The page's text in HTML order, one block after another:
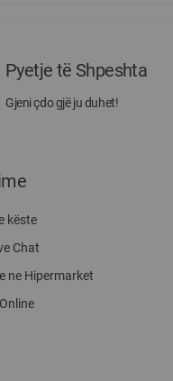
Pyetje të Shpeshta
Gjeni çdo gjë ju duhet!
këste
Chat
ne Hipermarket